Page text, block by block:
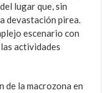
lugar que, sin
devastación pirea.
escenario con
actividades
de la macrozona en